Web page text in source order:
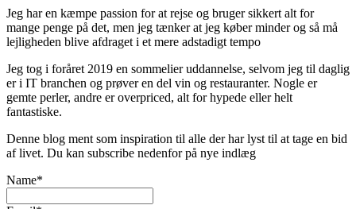
Jeg har en kæmpe passion for at rejse og bruger sikkert alt for
mange penge på det, men jeg tænker at jeg køber minder og så må
lejligheden blive afdraget i et mere adstadigt tempo
Jeg tog i foråret 2019 en sommelier uddannelse, selvom jeg til daglig
er i IT branchen og prøver en del vin og restauranter. Nogle er
gemte perler, andre er overpriced, alt for hypede eller helt
fantastiske.
Denne blog ment som inspiration til alle der har lyst til at tage en bid
af livet. Du kan subscribe nedenfor på nye indlæg
Name*